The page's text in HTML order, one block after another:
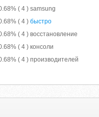
( 4 ) samsung
( 4 ) быстро
( 4 ) восстановление
( 4 ) консоли
( 4 ) производителей